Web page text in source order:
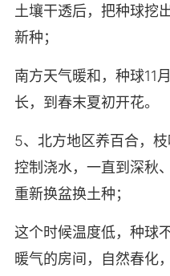
土壤干透后，把种球挖
新种；
南方天气暖和，种球11
长，到春末夏初开花。
5、北方地区养百合，
控制浇水，一直到深秋
重新换盆换土种；
这个时候温度低，种球
暖气的房间，自然春化